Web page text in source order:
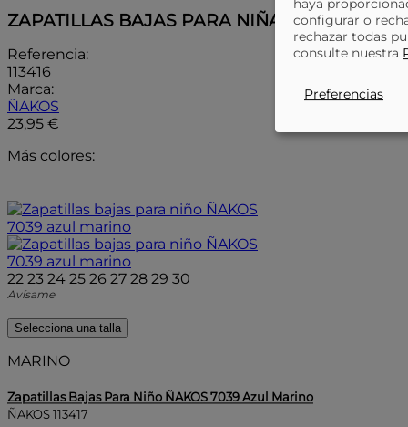
ZAPATILLAS BAJAS PARA NIÑA ÑAKOS 7039
Referencia:
113416
Marca:
ÑAKOS
23,95 €
Más colores:
22 23 24 25 26 27 28 29 30
Avísame
Selecciona una talla
MARINO
Zapatillas Bajas Para Niño ÑAKOS 7039 Azul Marino
ÑAKOS113417
haya
configurar o
rechazar todas
consulte nuestra
Preferencias